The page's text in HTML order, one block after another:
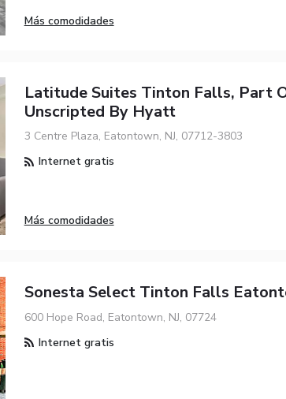
Más comodidades
Latitude Suites Tinton Falls, Part
Unscripted By Hyatt
3 Centre Plaza, Eatontown, NJ, 07712-3803
Internet gratis
Más comodidades
Sonesta Select Tinton Falls
600 Hope Road, Eatontown, NJ, 07724
Internet gratis